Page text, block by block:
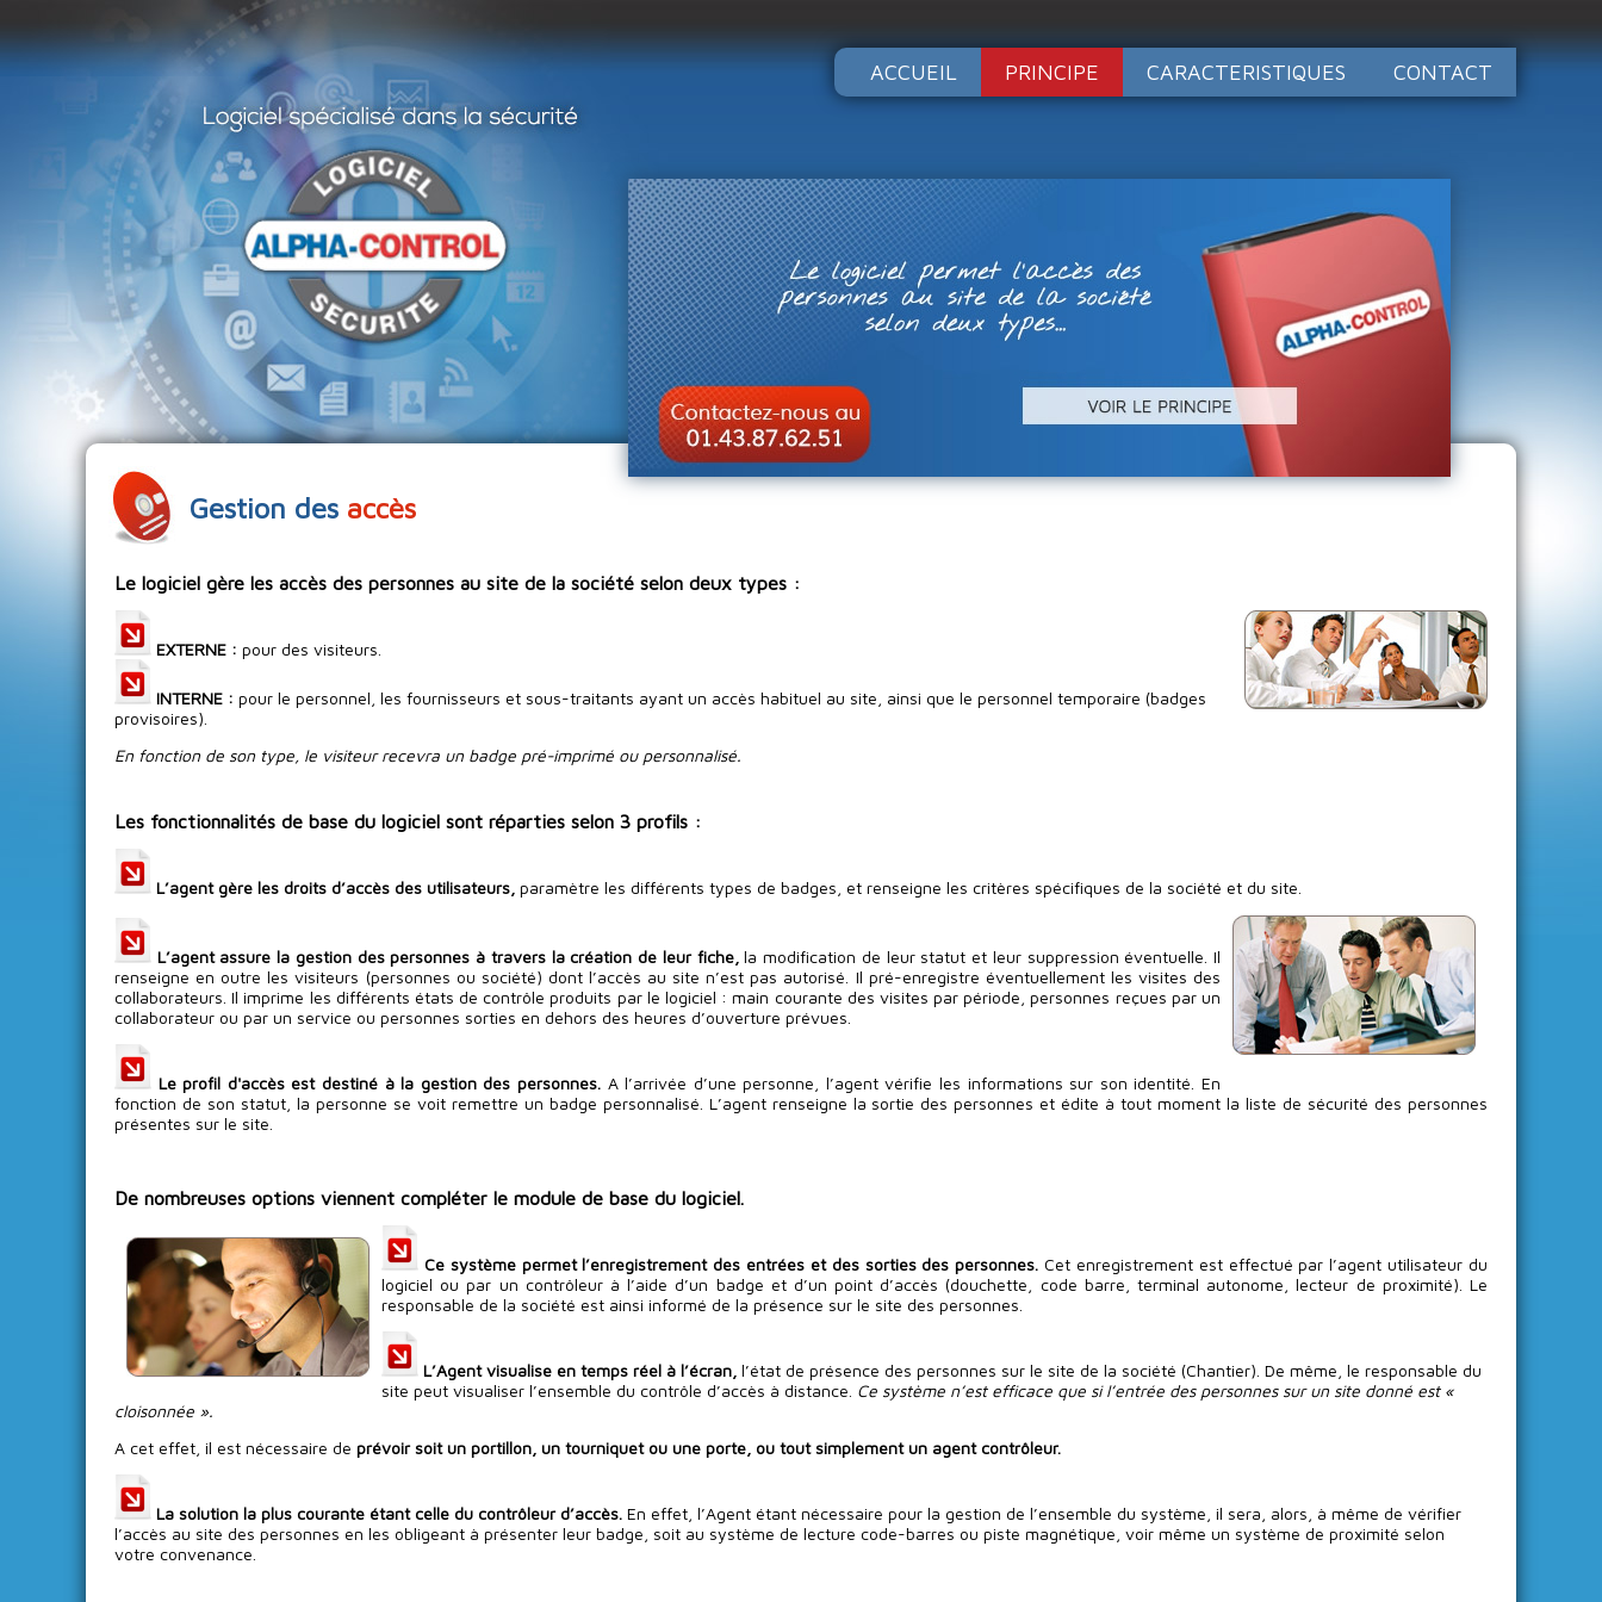
ACCUEIL PRINCIPE CARACTERISTIQUES CONTACT
Gestion des accès
Le logiciel gère les accès des personnes au site de la société selon deux types :
EXTERNE : pour des visiteurs.
INTERNE : pour le personnel, les fournisseurs et sous-traitants ayant un accès habituel au site, ainsi que le personnel temporaire (badges
provisoires).
En fonction de son type, le visiteur recevra un badge pré-imprimé ou personnalisé.
Les fonctionnalités de base du logiciel sont réparties selon 3 profils :
L’agent gère les droits d’accès des utilisateurs, paramètre les différents types de badges, et renseigne les critères spécifiques de la société et du site.
L’agent assure la gestion des personnes à travers la création de leur fiche, la modification de leur statut et leur suppression éventuelle. Il
renseigne en outre les visiteurs (personnes ou société) dont l’accès au site n’est pas autorisé. Il pré-enregistre éventuellement les visites des
collaborateurs. Il imprime les différents états de contrôle produits par le logiciel : main courante des visites par période, personnes reçues par un
collaborateur ou par un service ou personnes sorties en dehors des heures d’ouverture prévues.
Le profil d'accès est destiné à la gestion des personnes.A l’arrivée d’une personne, l’agent vérifie les informations sur son identité. En
fonction de son statut, la personne se voit remettre un badge personnalisé. L’agent renseigne la sortie des personnes et édite à tout moment la liste de sécurité des personnes
présentes sur le site.
De nombreuses options viennent compléter le module de base du logiciel.
Ce système permet l’enregistrement des entrées et des sorties des personnes. Cet enregistrement est effectué par l’agent utilisateur du
logiciel ou par un contrôleur à l’aide d’un badge et d’un point d’accès (douchette, code barre, terminal autonome, lecteur de proximité). Le
responsable de la société est ainsi informé de la présence sur le site des personnes.
L’Agent visualise en temps réel à l’écran, l’état de présence des personnes sur le site de la société (Chantier). De même, le responsable du
site peut visualiser l’ensemble du contrôle d’accès à distance. Ce système n’est efficace que si l’entrée des personnes sur un site donné est «
cloisonnée ».
A cet effet, il est nécessaire de prévoir soit un portillon, un tourniquet ou une porte, ou tout simplement un agent contrôleur.
La solution la plus courante étant celle du contrôleur d’accès. En effet, l’Agent étant nécessaire pour la gestion de l’ensemble du système, il sera, alors, à même de vérifier
l’accès au site des personnes en les obligeant à présenter leur badge, soit au système de lecture code-barres ou piste magnétique, voir même un système de proximité selon
votre convenance.